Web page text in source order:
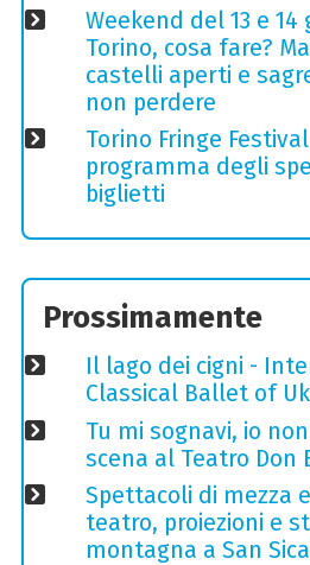
Weekend del 13 e 14
Torino, cosa fare?
castelli aperti e
non perdere
Torino Fringe
programma degli
biglietti
Prossimamente
Il lago dei cigni -
Classical Ballet of
Tu mi sognavi, io
scena al Teatro Don
Spettacoli di mezza
teatro, proiezioni e
montagna a San